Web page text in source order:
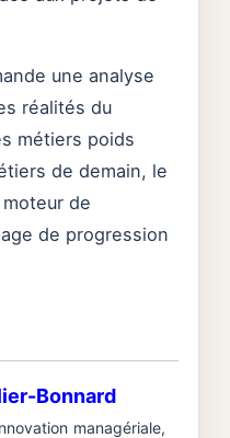
une analyse
réalités du
métiers poids
de demain, le
de
de progression
Bonnard
managériale,